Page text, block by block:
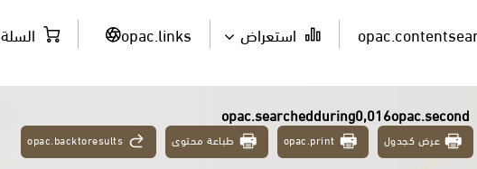
استعراض opac.links السلة
opac.searchedduring0,016opac.second
عرض كجدول opac.print طباعة محتوى opac.backtoresults